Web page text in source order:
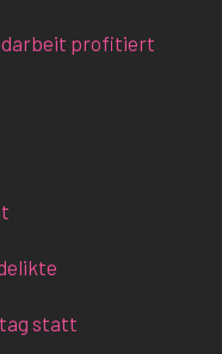
profitiert
statt